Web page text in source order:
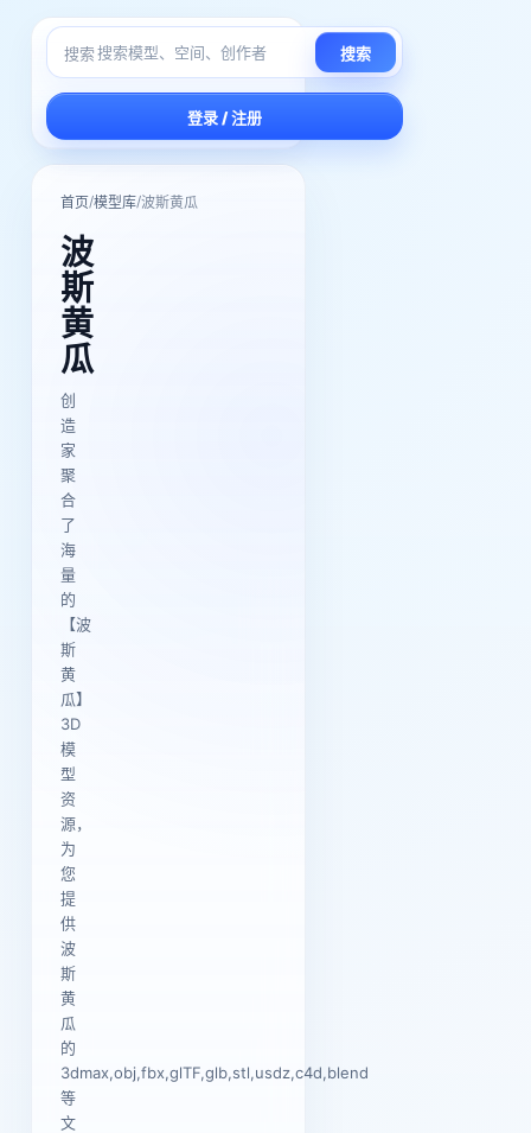
搜索 搜索
登录 / 注册
首页/模型库/波斯黄瓜
波
斯
黄
瓜
创
造
家
聚
合
了
海
量
的
【波
斯
黄
瓜】
3D
模
型
资
源，
为
您
提
供
波
斯
黄
瓜
的
3dmax,obj,fbx,glTF,glb,stl,usdz,c4d,blend
等
文